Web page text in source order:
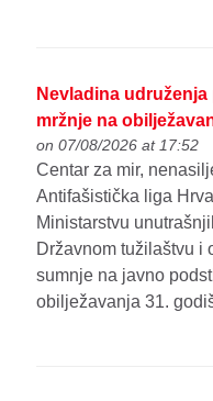
Nevladina
mržnje na
on 07/08/2026 at 17:52
Centar za mir,
Antifašistička liga
Ministarstvu
Državnom tužilaštvu i
sumnje na javno
obilježavanja 31.